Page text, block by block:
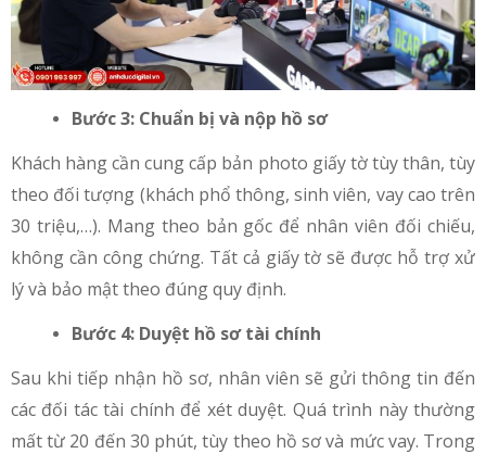
Bước 3: Chuẩn bị và nộp hồ sơ
Khách hàng cần cung cấp bản photo giấy tờ tùy thân, tùy
theo đối tượng (khách phổ thông, sinh viên, vay cao trên
30 triệu,…). Mang theo bản gốc để nhân viên đối chiếu,
không cần công chứng. Tất cả giấy tờ sẽ được hỗ trợ xử
lý và bảo mật theo đúng quy định.
Bước 4: Duyệt hồ sơ tài chính
Sau khi tiếp nhận hồ sơ, nhân viên sẽ gửi thông tin đến
các đối tác tài chính để xét duyệt. Quá trình này thường
mất từ 20 đến 30 phút, tùy theo hồ sơ và mức vay. Trong